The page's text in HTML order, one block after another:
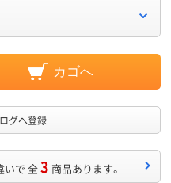
カゴへ
グへ登録
いで 全3 商品あります。